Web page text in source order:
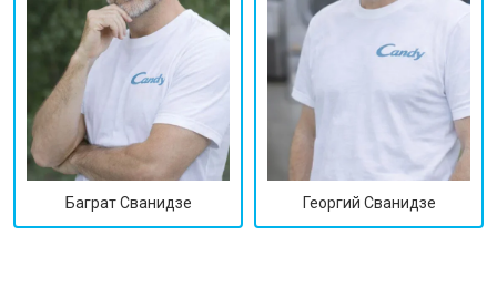
Баграт Сванидзе Георгий Сванидзе